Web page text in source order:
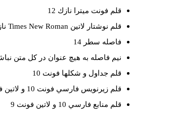
قلم فونت ميترا نازك 12
قلم نوشتار لاتين Times New Roman
فاصله سطر 14
نيم فاصله به هيچ عنوان در كل متن
قلم جداول و شكلها فونت 10
قلم زيرنويس فارسي فونت 10 و لاتين فونت 8
قلم منابع فارسي 10 و لاتين فونت 9